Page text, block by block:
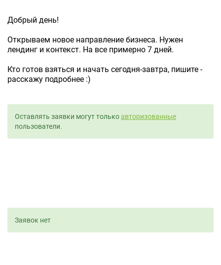
Добрый день!
Открываем новое направление бизнеса. Нужен
лендинг и контекст. На все примерно 7 дней.
Кто готов взяться и начать сегодня-завтра, пишите -
расскажу подробнее :)
Оставлять заявки могут толькоавторизованные
пользователи.
Заявок нет